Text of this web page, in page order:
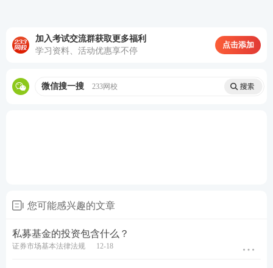
加入考试交流群获取更多福利
学习资料、活动优惠享不停
点击添加
微信搜一搜 233网校
您可能感兴趣的文章
私募基金的投资包含什么？
证券市场基本法律法规 12-18